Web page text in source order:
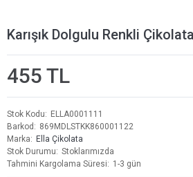
Karışık Dolgulu Renkli
455 TL
Stok Kodu
ELLA0001111
Barkod
869MDLSTKK860001122
Marka
Ella Çikolata
Stok Durumu
Stoklarımızda
Tahmini Kargolama Süresi
1-3 gün